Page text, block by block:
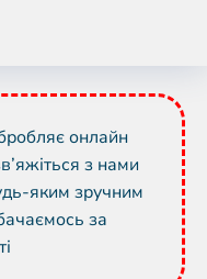
онлайн
з нами
яким зручним
за